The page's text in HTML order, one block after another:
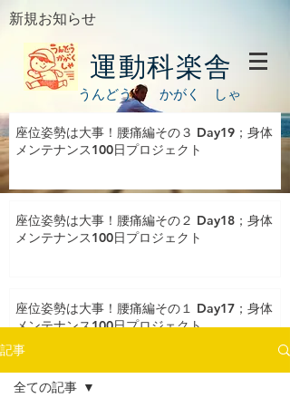
新規お知らせ
運動科楽舎
うんどう かがく しゃ
座位姿勢は大事！腰痛編その３ Day19；身体
メンテナンス100日プロジェクト
座位姿勢は大事！腰痛編その２ Day18；身体
メンテナンス100日プロジェクト
座位姿勢は大事！腰痛編その１ Day17；身体
メンテナンス100日プロジェクト
記事
全ての記事